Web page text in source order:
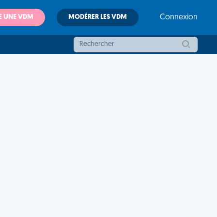
UNE VDM MODÉRER LES VDM Connexion